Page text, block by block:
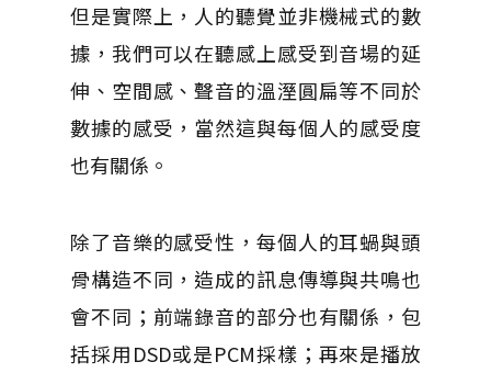
但是實際上，人的聽覺並非機械式的數
據，我們可以在聽感上感受到音場的延
伸、空間感、聲音的溫溼圓扁等不同於
數據的感受，當然這與每個人的感受度
也有關係。
除了音樂的感受性，每個人的耳蝸與頭
骨構造不同，造成的訊息傳導與共鳴也
會不同；前端錄音的部分也有關係，包
括採用DSD或是PCM採樣；再來是播放